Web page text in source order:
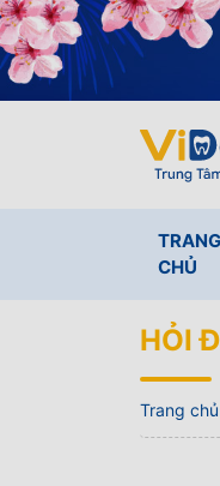
TRANG
CHỦ
HỎI
Trang chủ